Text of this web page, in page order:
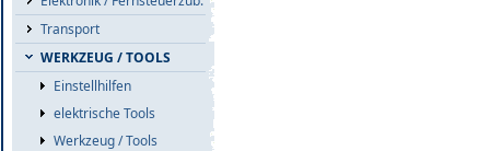
Transport
WERKZEUG / TOOLS
Einstellhilfen
elektrische Tools
Werkzeug / Tools